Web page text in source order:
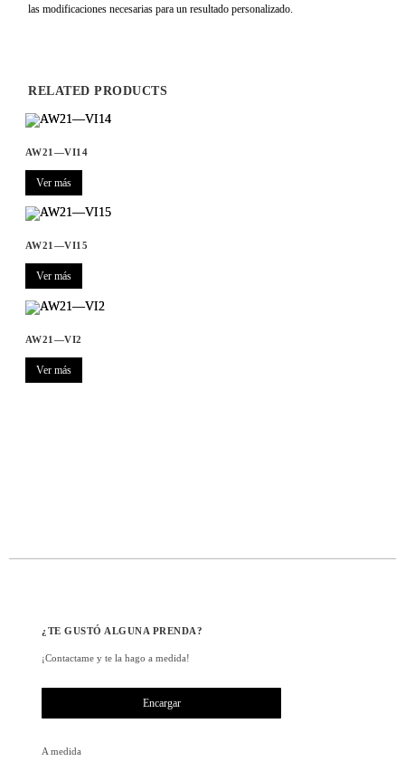
las modificaciones necesarias para un resultado personalizado.
RELATED PRODUCTS
AW21—VI14
Ver más
AW21—VI15
Ver más
AW21—VI2
Ver más
¿TE GUSTÓ ALGUNA PRENDA?
¡Contactame y te la hago a medida!
Encargar
A medida